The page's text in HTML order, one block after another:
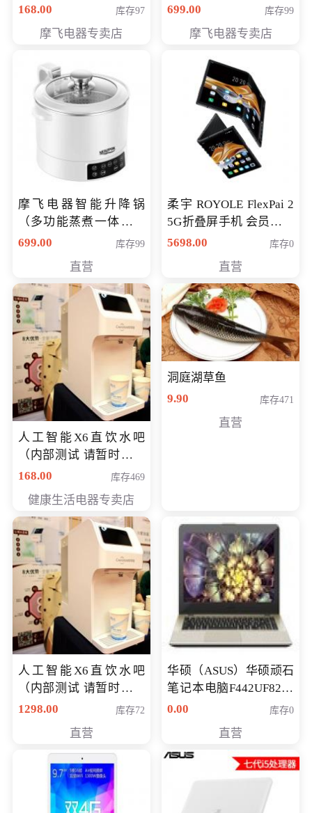
168.00 库存97
摩飞电器专卖店
（智能升降养生锅） 会
699.00 库存99
摩飞电器专卖店
摩飞电器智能升降锅
（多功能蒸煮一体锅）
（智能升降养生锅） 会
699.00 库存99
直营
柔宇 ROYOLE FlexPai 2
5G折叠屏手机 会员专享
购买价格 4998元
5698.00 库存0
直营
人工智能X6直饮水吧
（内部测试 请暂时不要
购买）
168.00 库存469
健康生活电器专卖店
洞庭湖草鱼
9.90
库存471
直营
人工智能X6直饮水吧
（内部测试 请暂时不要
购买）
1298.00 库存72
直营
华硕（ASUS）华硕顽石
笔记本电脑F442UF8250
八代独显轻薄办公商务
0.00 库存0
直营